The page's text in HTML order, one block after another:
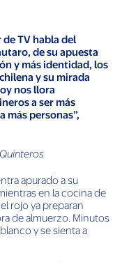
TV habla del
de su apuesta
y más identidad, los
y su mirada
nos llora
a ser más
más personas”,
apurado a su
en la cocina de
rojo ya preparan
de almuerzo. Minutos
y se sienta a